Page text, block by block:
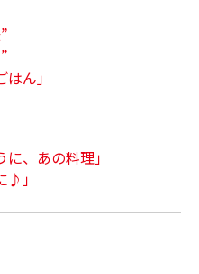
ん」
、あの料理」
♪」